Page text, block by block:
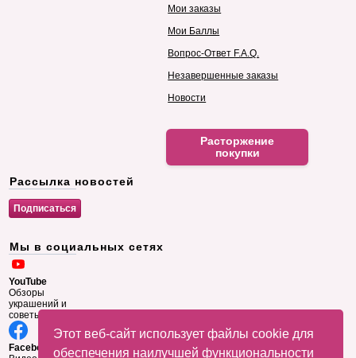
Этот веб-сайт использует файлы cookie для
обеспечения наилучшей функциональности
Мои заказы
Мои Баллы
Вопрос-Ответ F.A.Q.
Незавершенные заказы
Новости
Расторжение
покупки
Рассылка новостей
Мы в социальных сетях
YouTube
Обзоры
украшений и
советы
Facebook